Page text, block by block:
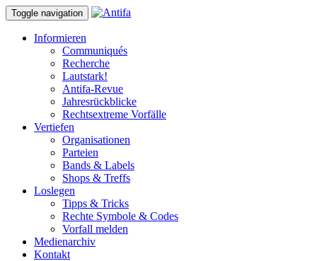
Toggle navigation
Informieren
Communiqués
Recherche
Lautstark!
Antifa-Revue
Jahresrückblicke
Rechtsextreme Vorfälle
Vertiefen
Organisationen
Parteien
Bands & Labels
Shops & Treffs
Loslegen
Tipps & Tricks
Rechte Symbole & Codes
Vorfall melden
Medienarchiv
Kontakt